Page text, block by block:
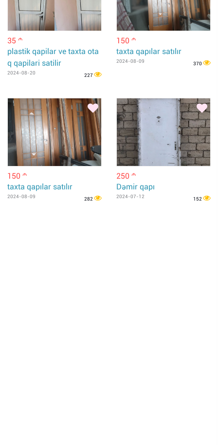
35 m
plastik qapilar ve taxta ota
q qapilari satilir
2024-08-20 227
150 m
taxta qapılar satılır
2024-08-09 370
150 m
taxta qapılar satılır
2024-08-09 282
250 m
Dəmir qapı
2024-07-12 152